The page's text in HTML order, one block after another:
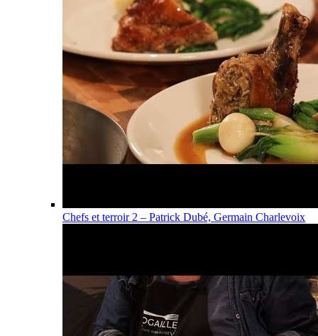
Chefs et terroir 2 – Patrick Dubé, Germain Charlevoix